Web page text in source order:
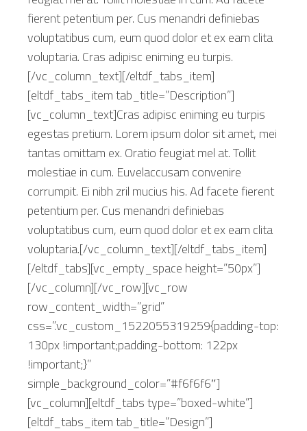
fierent petentium per. Cus menandri definiebas
voluptatibus cum, eum quod dolor et ex eam clita
voluptaria. Cras adipisc eniming eu turpis.
[/vc_column_text][/eltdf_tabs_item]
[eltdf_tabs_item tab_title=”Description”]
[vc_column_text]Cras adipisc eniming eu turpis
egestas pretium. Lorem ipsum dolor sit amet, mei
tantas omittam ex. Oratio feugiat mel at. Tollit
molestiae in cum. Euvelaccusam convenire
corrumpit. Ei nibh zril mucius his. Ad facete fierent
petentium per. Cus menandri definiebas
voluptatibus cum, eum quod dolor et ex eam clita
voluptaria.[/vc_column_text][/eltdf_tabs_item]
[/eltdf_tabs][vc_empty_space height=”50px”]
[/vc_column][/vc_row][vc_row
row_content_width=”grid”
css=”.vc_custom_1522055319259{padding-top:
130px !important;padding-bottom: 122px
!important;}”
simple_background_color=”#f6f6f6″]
[vc_column][eltdf_tabs type=”boxed-white”]
[eltdf_tabs_item tab_title=”Design”]